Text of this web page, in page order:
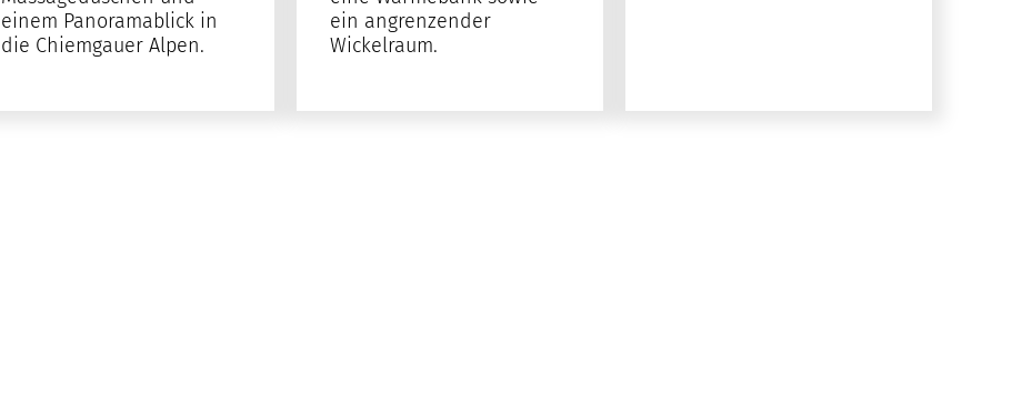
einem Panoramablick in
die Chiemgauer Alpen.
ein angrenzender
Wickelraum.